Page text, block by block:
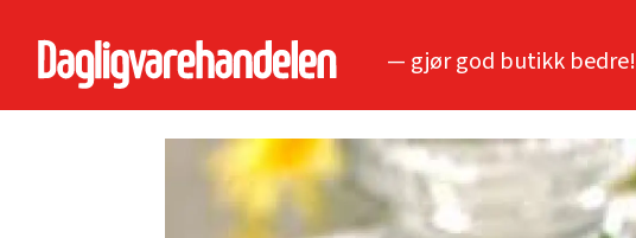
— gjør god butikk bedre!